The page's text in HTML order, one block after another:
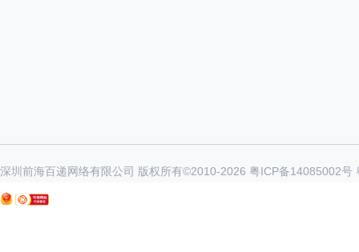
深圳前海百递网络有限公司 版权所有©2010-2026 粤ICP备14085002号